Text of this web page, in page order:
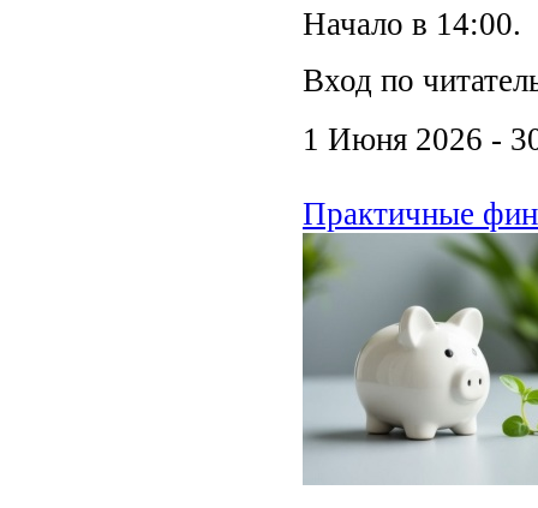
Начало в 14:00.
Вход по
1 Июня 2026 -
Практичные